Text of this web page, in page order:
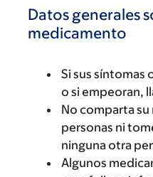
Datos generales
medicamento
Si sus síntomas
o si empeoran,
No comparta
personas ni
ninguna otra
Algunos